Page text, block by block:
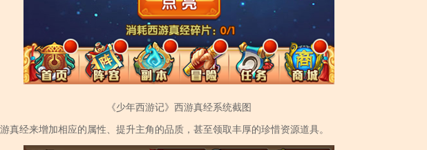
《少年西游记》西游真经系统截图
经来增加相应的属性、提升主角的品质，甚至领取丰厚的珍惜资源道具。